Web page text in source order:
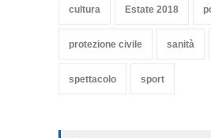
cultura Estate 2018
protezione civile sanità
spettacolo sport